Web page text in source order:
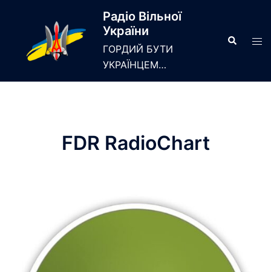
Радіо Вільної
України
ГОРДИЙ БУТИ
УКРАЇНЦЕМ…
Search
FDR RadioChart